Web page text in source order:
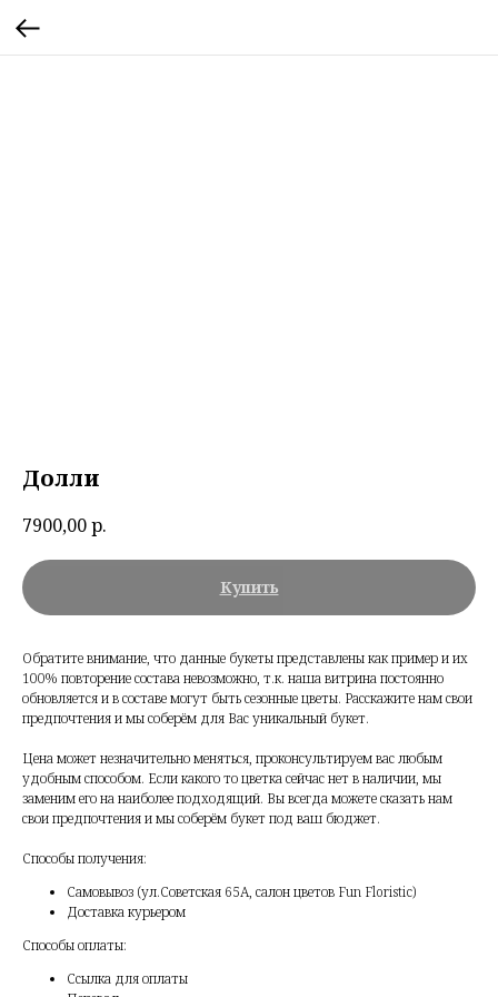
Долли
7900,00р.
Купить
Обратите внимание, что данные букеты представлены как пример и их
100% повторение состава невозможно, т.к. наша витрина постоянно
обновляется и в составе могут быть сезонные цветы. Расскажите нам свои
предпочтения и мы соберём для Вас уникальный букет.
Цена может незначительно меняться, проконсультируем вас любым
удобным способом. Если какого то цветка сейчас нет в наличии, мы
заменим его на наиболее подходящий. Вы всегда можете сказать нам
свои предпочтения и мы соберём букет под ваш бюджет.
Способы получения:
Самовывоз (ул.Советская 65А, салон цветов Fun Floristic)
Доставка курьером
Способы оплаты:
Ссылка для оплаты